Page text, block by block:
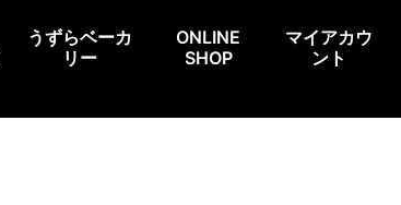
うずらベーカ
リー
ONLINE
SHOP
マイアカウ
ント